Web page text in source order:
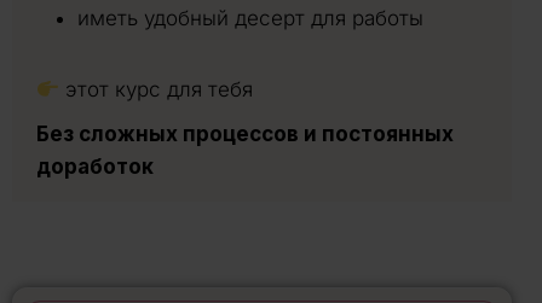
иметь удобный десерт для работы
этот курс для тебя
Без сложных процессов и постоянных
доработок